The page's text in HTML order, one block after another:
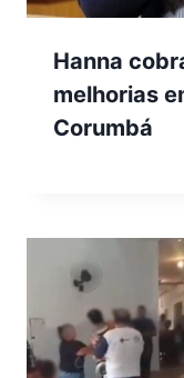
Hanna
melhorias
Corumbá